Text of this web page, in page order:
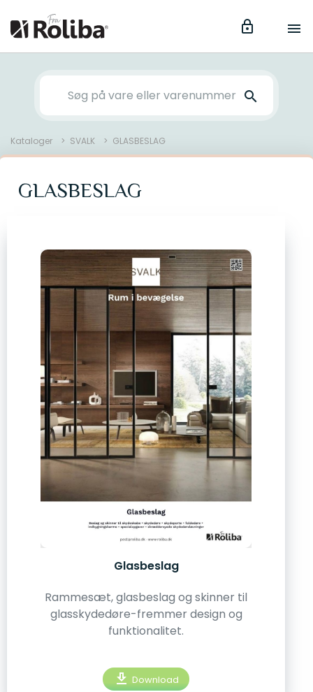
search
lock menu
Kataloger SVALK GLASBESLAG
GLASBESLAG
Glasbeslag
Rammesæt, glasbeslag og skinner til
glasskydedøre-fremmer design og
funktionalitet.
download Download